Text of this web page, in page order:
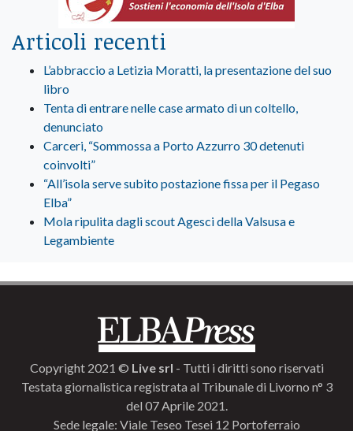
Articoli recenti
L’abbraccio a Letizia Moratti, la presentazione del suo
libro
Tenta di entrare nelle case armato di un coltello,
denunciato
Carceri, “Sommossa a Porto Azzurro 30 detenuti
coinvolti”
“All’isola serve subito postazione fissa per il Pegaso
Elba”
Mola ripulita dagli scout Agesci della Valsusa e
Legambiente
Copyright 2021 © Live srl - Tutti i diritti sono riservati
Testata giornalistica registrata al Tribunale di Livorno n° 3
del 07 Aprile 2021.
Sede legale: Viale Teseo Tesei 12 Portoferraio